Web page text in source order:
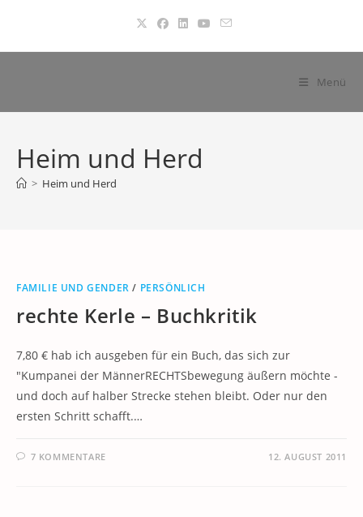
springen
Menü
Heim und Herd
> Heim und Herd
FAMILIE UND GENDER / PERSÖNLICH
rechte Kerle – Buchkritik
7,80 € hab ich ausgeben für ein Buch, das sich zur
"Kumpanei der MännerRECHTSbewegung äußern möchte -
und doch auf halber Strecke stehen bleibt. Oder nur den
ersten Schritt schafft.…
7 KOMMENTARE 12. AUGUST 2011